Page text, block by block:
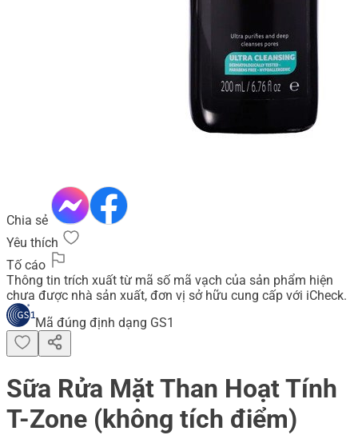
Chia sẻ
Yêu thích
Tố cáo
Thông tin trích xuất từ mã số mã vạch của sản phẩm hiện
chưa được nhà sản xuất, đơn vị sở hữu cung cấp với iCheck.
Mã đúng định dạng GS1
Sữa Rửa Mặt Than Hoạt Tính
T-Zone (không tích điểm)